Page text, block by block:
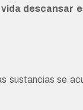
descansar
se